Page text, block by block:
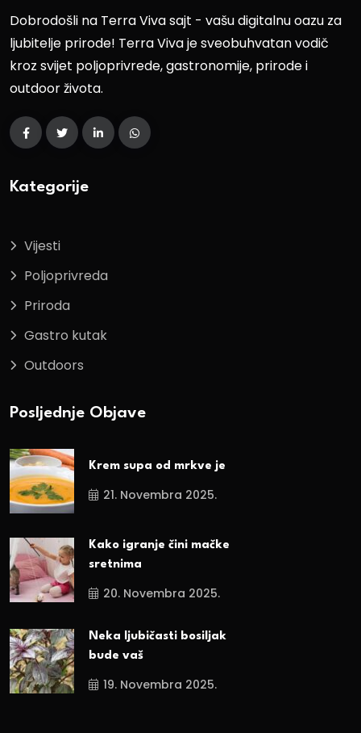
Dobrodošli na Terra Viva sajt - vašu digitalnu oazu za
ljubitelje prirode! Terra Viva je sveobuhvatan vodič
kroz svijet poljoprivrede, gastronomije, prirode i
outdoor života.
Kategorije
Vijesti
Poljoprivreda
Priroda
Gastro kutak
Outdoors
Posljednje Objave
Krem supa od mrkve je
21. Novembra 2025.
Kako igranje čini mačke
sretnima
20. Novembra 2025.
Neka ljubičasti bosiljak
bude vaš
19. Novembra 2025.